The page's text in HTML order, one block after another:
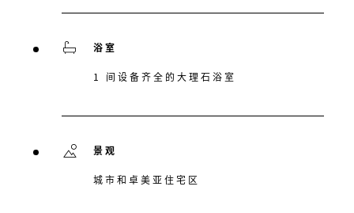
浴室
1 间设备齐全的大理石浴室
景观
城市和卓美亚住宅区